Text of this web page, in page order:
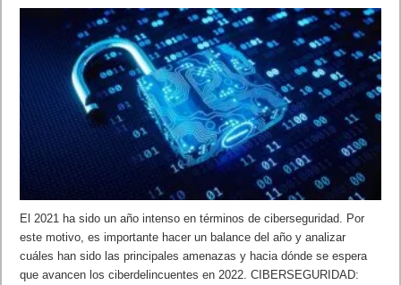
El 2021 ha sido un año intenso en términos de ciberseguridad. Por
este motivo, es importante hacer un balance del año y analizar
cuáles han sido las principales amenazas y hacia dónde se espera
que avancen los ciberdelincuentes en 2022. CIBERSEGURIDAD: